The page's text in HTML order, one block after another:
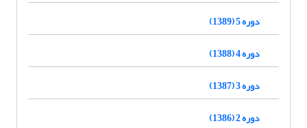
دوره 5 (1389)
دوره 4 (1388)
دوره 3 (1387)
دوره 2 (1386)